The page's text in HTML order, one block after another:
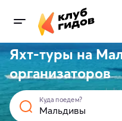
Яхт-туры на
организаторов
Куда поедем?